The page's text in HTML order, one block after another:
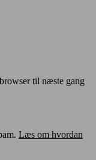
til næste gang
Læs om hvordan